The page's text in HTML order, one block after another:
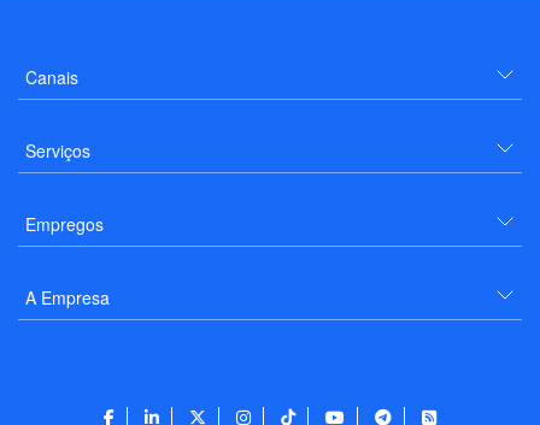
Canais
Serviços
Empregos
A Empresa